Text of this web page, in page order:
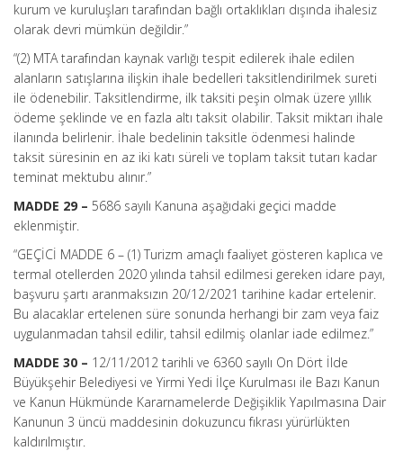
kurum ve kuruluşları tarafından bağlı ortaklıkları dışında ihalesiz
olarak devri mümkün değildir.”
“(2) MTA tarafından kaynak varlığı tespit edilerek ihale edilen
alanların satışlarına ilişkin ihale bedelleri taksitlendirilmek sureti
ile ödenebilir. Taksitlendirme, ilk taksiti peşin olmak üzere yıllık
ödeme şeklinde ve en fazla altı taksit olabilir. Taksit miktarı ihale
ilanında belirlenir. İhale bedelinin taksitle ödenmesi halinde
taksit süresinin en az iki katı süreli ve toplam taksit tutarı kadar
teminat mektubu alınır.”
MADDE 29 – 5686 sayılı Kanuna aşağıdaki geçici madde
eklenmiştir.
“GEÇİCİ MADDE 6 – (1) Turizm amaçlı faaliyet gösteren kaplıca ve
termal otellerden 2020 yılında tahsil edilmesi gereken idare payı,
başvuru şartı aranmaksızın 20/12/2021 tarihine kadar ertelenir.
Bu alacaklar ertelenen süre sonunda herhangi bir zam veya faiz
uygulanmadan tahsil edilir, tahsil edilmiş olanlar iade edilmez.”
MADDE 30 – 12/11/2012 tarihli ve 6360 sayılı On Dört İlde
Büyükşehir Belediyesi ve Yirmi Yedi İlçe Kurulması ile Bazı Kanun
ve Kanun Hükmünde Kararnamelerde Değişiklik Yapılmasına Dair
Kanunun 3 üncü maddesinin dokuzuncu fıkrası yürürlükten
kaldırılmıştır.